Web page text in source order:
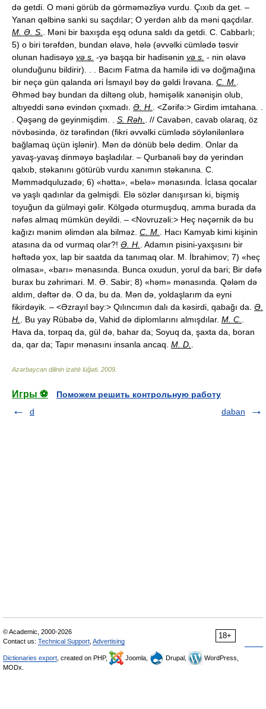
də getdi. O məni görüb də görməməzliyə vurdu. Çıxıb da get. –
Yanan qəlbinə sanki su saçdılar; O yerdən alıb da məni qaçdılar.
M. Ə. S.
. Məni bir baxışda eşq oduna saldı da getdi. C. Cabbarlı;
5) o biri tərəfdən, bundan əlavə, hələ (əvvəlki cümlədə təsvir
olunan hadisəyə və s. -yə başqa bir hadisənin və s. - nin əlavə
olunduğunu bildirir). . . Bacım Fatma da hamilə idi və doğmağına
bir neçə gün qalanda əri İsmayıl bəy də gəldi İrəvana. C. M.
Əhməd bəy bundan da diltəng olub, həmişəlik xanənişin olub,
altıyeddi sənə evindən çıxmadı. Ə. H.
. <Zərifə:> Girdim imtahana. .
. Qəşəng də geyinmişdim. . S. Rəh.
. // Cavabən, cavab olaraq, öz
növbəsində, öz tərəfindən (fikri əvvəlki cümlədə söylənilənlərə
bağlamaq üçün işlənir). Mən də dönüb belə dedim. Onlar da
yavaş-yavaş dinməyə başladılar. – Qurbanəli bəy də yerindən
qalxıb, stəkanını götürüb vurdu xanımın stəkanına. C.
Məmmədquluzadə; 6) «hətta», «belə» mənasında. İclasa qocalar
və yaşlı qadınlar da gəlmişdi. Elə sözlər danışırsan ki, bişmiş
toyuğun da gülməyi gəlir. Kölgədə oturmuşduq, amma burada da
nəfəs almaq mümkün deyildi. – <Novruzəli:> Heç nəçərnik də bu
kağızı mənim əlimdən ala bilməz. C. M.
. Hacı Kamyab kimi kişinin
atasına da od vurmaq olar?! Ə. H.
. Adamın pisini-yaxşısını bir
həftədə yox, lap bir saatda da tanımaq olar. M. İbrahimov; 7) «heç
olmasa», «barı» mənasında. Bunca oxudun, yorul da bari; Bir dəfə
burax bu zəhrimari. M. Ə. Sabir; 8) «həm» mənasında. Qələm də
aldım, dəftər də. O da, bu da. Mən də, yoldaşlarım da eyni
fikirdəyik. – <Əzrayıl bəy:> Qılıncımın dalı da kəsirdi, qabağı da. Ə.
H.
. Bu yay Rübabə də, Vahid də diplomlarını almışdılar. M. C.
Hava da, torpaq da, gül də, bahar da; Soyuq da, şaxta da, boran
da, qar da; Tapır mənasını insanla ancaq. M. D.
Azərbaycan dilinin izahlı lüğəti. 2009
Игры ⚽
Поможем решить контрольную работу
d
daban
18+
© Academic, 2000-2026
Contact us: Technical Support Advertising
Dictionaries export , created on PHP, Joomla, Drupal,
WordPress,
MODx.